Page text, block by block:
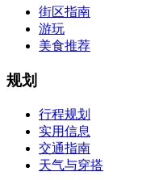
街区指南
游玩
美食推荐
规划
行程规划
实用信息
交通指南
天气与穿搭